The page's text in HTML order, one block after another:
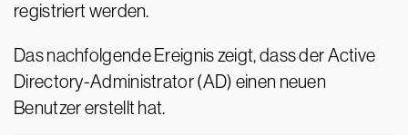
registriert werden.
Das nachfolgende Ereignis zeigt, dass der Active
Directory-Administrator (AD) einen neuen
Benutzer erstellt hat.